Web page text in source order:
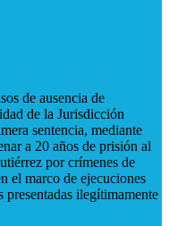
de ausencia de
de la Jurisdicción
sentencia, mediante
a 20 años de prisión al
por crímenes de
el marco de ejecuciones
presentadas ilegítimamente